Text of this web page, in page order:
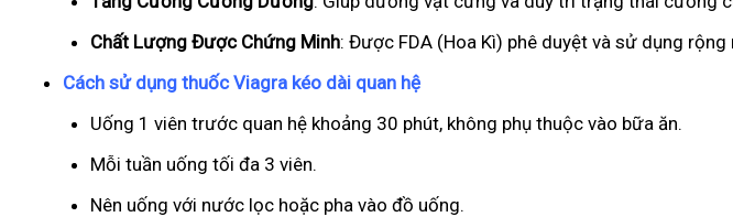
Chất Lượng Được Chứng Minh: Được FDA (Hoa Kì) phê duyệt và sử dụng
Cách sử dụng thuốc Viagra kéo dài quan hệ
Uống 1 viên trước quan hệ khoảng 30 phút, không phụ thuộc vào bữa ăn.
Mỗi tuần uống tối đa 3 viên.
Nên uống với nước lọc hoặc pha vào đồ uống.